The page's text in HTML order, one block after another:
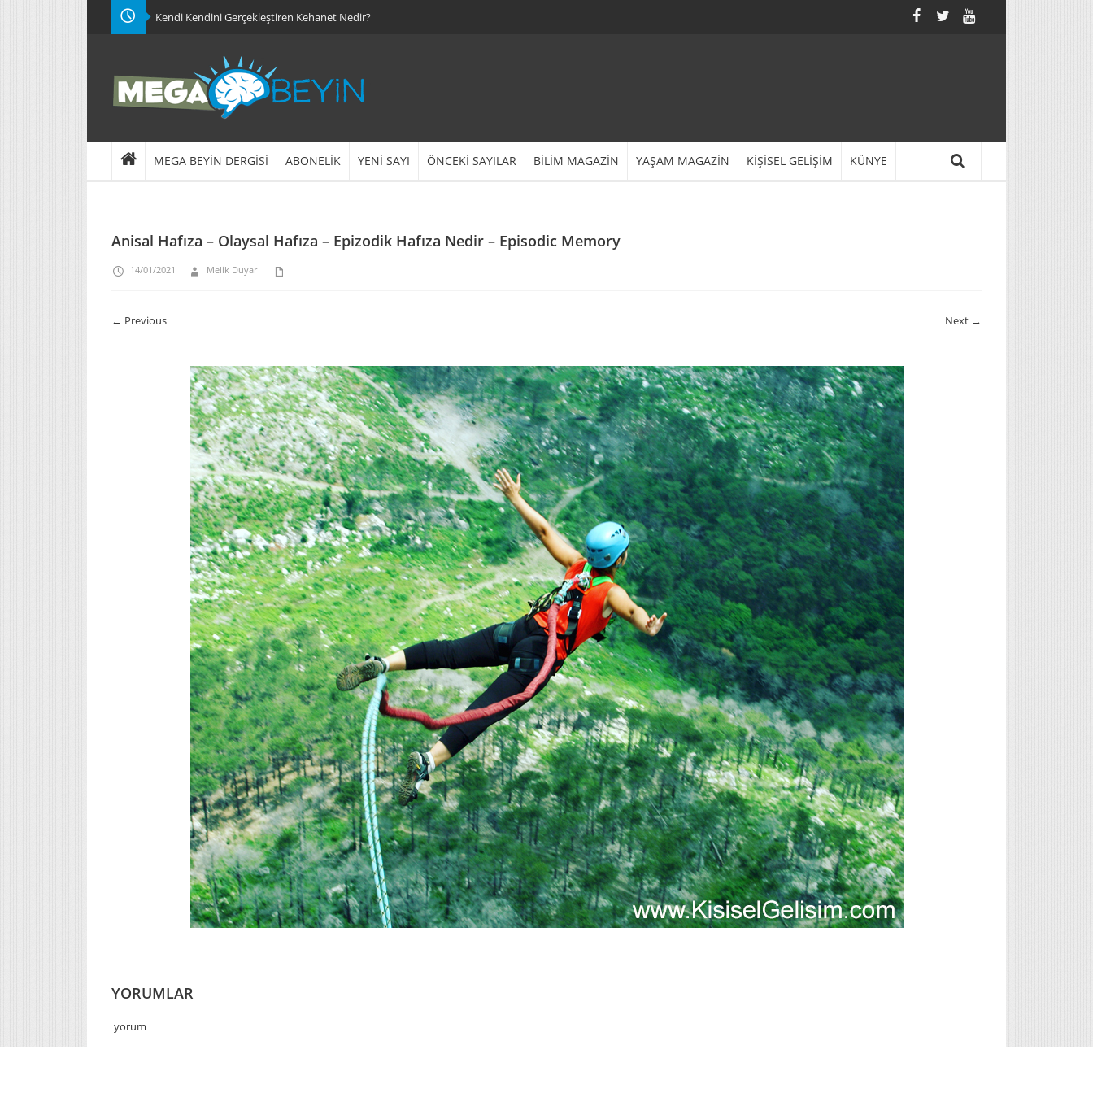
Kendi Kendini Gerçekleştiren Kehanet Nedir?
MEGA BEYİN DERGİSİ ABONELİK YENİ SAYI ÖNCEKİ SAYILAR BİLİM MAGAZİN YAŞAM MAGAZİN KİŞİSEL GELİŞİM KÜNYE
Anisal Hafıza – Olaysal Hafıza – Epizodik Hafıza Nedir – Episodic Memory
14/01/2021 Melik Duyar
← Previous Next →
YORUMLAR
yorum